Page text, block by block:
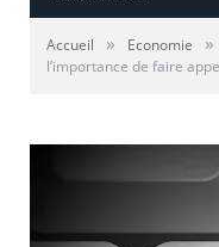
Accueil » Economie »
l’importance de faire